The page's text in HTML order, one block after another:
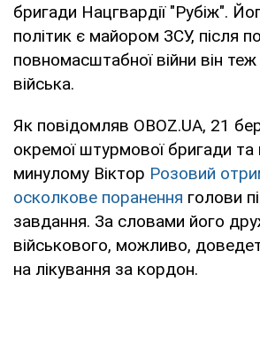
бригади Нацгвардії "Рубіж".
політик є майором ЗСУ, після
повномасштабної війни він
війська.
Як повідомляв OBOZ.UA, 21
окремої штурмової бригади та
минулому Віктор Розовий
осколкове поранення голови
завдання. За словами його
військового, можливо,
на лікування за кордон.